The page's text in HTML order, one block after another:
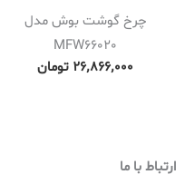
چرخ گوشت بوش مدل
MFW66020
۲۶٬۸۶۶٬۰۰۰ تومان
ارتباط با ما